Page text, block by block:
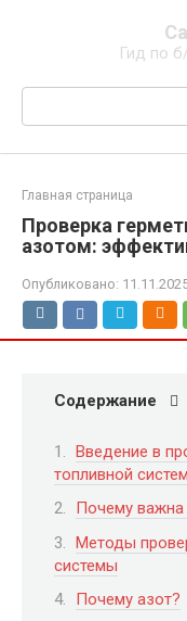
Гид по
Поиск:
Главная страница
Проверка
азотом:
Опубликовано:
Содержание
Введение в
топливной
Почему важна
Методы
системы
Почему азот?